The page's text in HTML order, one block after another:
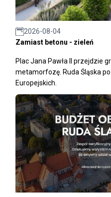
2026-08-04
Zamiast betonu - zieleń
Plac Jana Pawła II przejdzie
metamorfozę. Ruda Śląska
Europejskich.